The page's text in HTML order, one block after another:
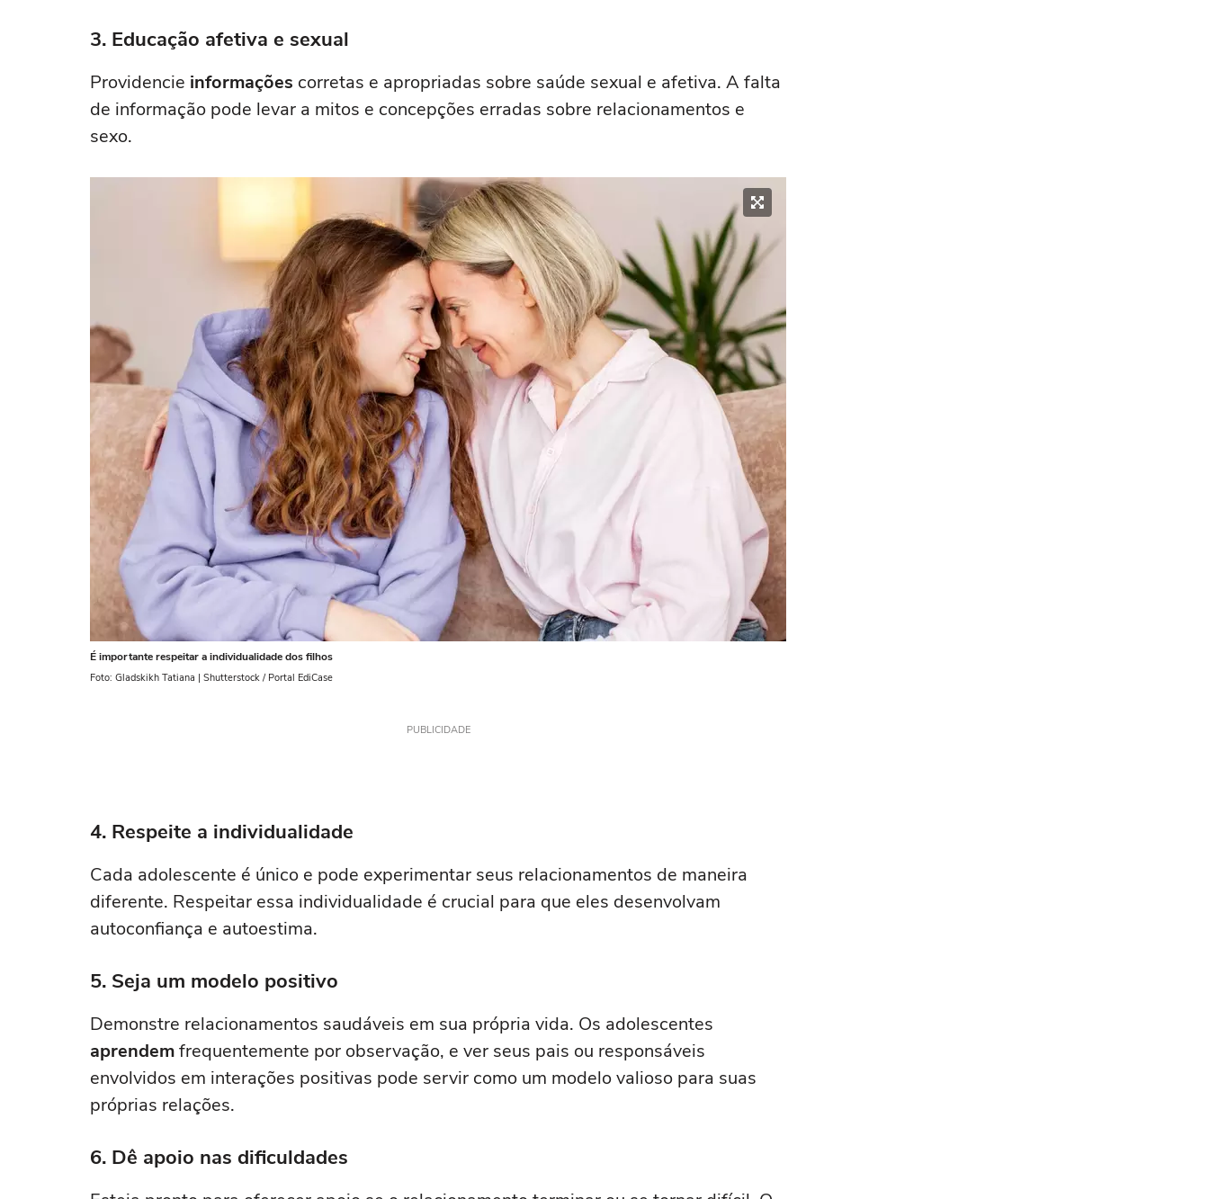
3. Educação afetiva e sexual
Providencie informações corretas e apropriadas sobre saúde sexual e afetiva. A falta
de informação pode levar a mitos e concepções erradas sobre relacionamentos e
sexo.
É importante respeitar a individualidade dos filhos
Foto: Gladskikh Tatiana | Shutterstock / Portal EdiCase
PUBLICIDADE
4. Respeite a individualidade
Cada adolescente é único e pode experimentar seus relacionamentos de maneira
diferente. Respeitar essa individualidade é crucial para que eles desenvolvam
autoconfiança e autoestima.
5. Seja um modelo positivo
Demonstre relacionamentos saudáveis em sua própria vida. Os adolescentes
aprendemfrequentemente por observação, e ver seus pais ou responsáveis
envolvidos em interações positivas pode servir como um modelo valioso para suas
próprias relações.
6. Dê apoio nas dificuldades